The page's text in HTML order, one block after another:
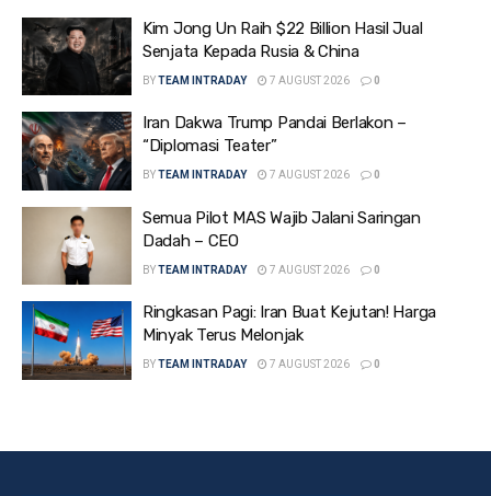
Kim Jong Un Raih $22 Billion Hasil Jual
Senjata Kepada Rusia & China
BYTEAM INTRADAY 7 AUGUST 2026 0
Iran Dakwa Trump Pandai Berlakon –
“Diplomasi Teater”
BYTEAM INTRADAY 7 AUGUST 2026 0
Semua Pilot MAS Wajib Jalani Saringan
Dadah – CEO
BYTEAM INTRADAY 7 AUGUST 2026 0
Ringkasan Pagi: Iran Buat Kejutan! Harga
Minyak Terus Melonjak
BYTEAM INTRADAY 7 AUGUST 2026 0